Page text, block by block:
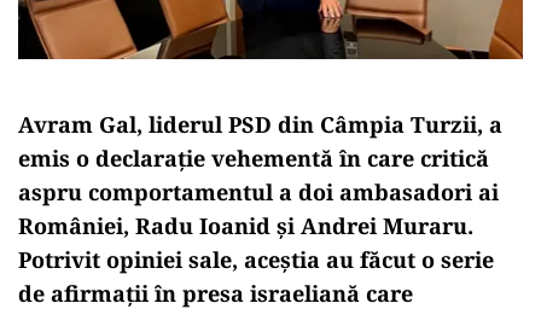
Avram Gal, liderul PSD din Câmpia Turzii, a
emis o declarație vehementă în care critică
aspru comportamentul a doi ambasadori ai
României, Radu Ioanid și Andrei Muraru.
Potrivit opiniei sale, aceștia au făcut o serie
de afirmații în presa israeliană care